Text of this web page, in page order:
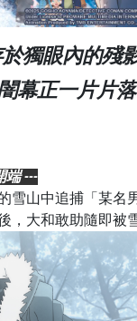
獨眼內的殘影
幕正一片片
端 ---
雪山中追捕「某名
，大和敢助隨即被